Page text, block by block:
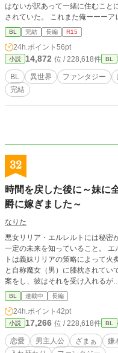
はないが訳あって一緒に住むこと
されていた。 これまた俺ーーー
ールは妹大好きなだけあって大い
のウェイターが足りないため人材
またま通った。 そして迎えた当日、グラスを片付けるため会場から出た所、廊
下のすみに光輝く何かを発見し
BL 完結 長編 R15
24h.ポイント 56pt
小説 14,872 位 / 228,618件 BL
BL 異世界 ファンタジー
完結
32
時間を戻した後に～妹に
爵に嫁ぎました～
なりた
悪女リリア・エルレルトには秘密がある。 一つは男であること。
一定の未来を知っていること。 エルレルト家の人形として生きてきたアルバー
トは義妹リリアの策略によって火
と自称魔女（男）に膝枕されて
案をし、彼はそれを受け入れるが
前!? 引くに引けない時期に戻され
回避するために奔走する。 でも回避した先は変態おじ伯爵と婚姻⁉ まぁどうせ出
BL 連載中 長編
24h.ポイント 42pt
小説 17,266 位 / 228,618件 BL
恋愛 男主人公 ざまぁ 嫌